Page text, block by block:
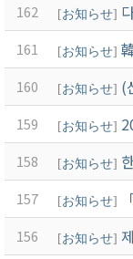
162 [お知らせ]
161 [お知らせ]
160 [お知らせ] (
159 [お知らせ]
158 [お知らせ]
157 [お知らせ]
156 [お知らせ]